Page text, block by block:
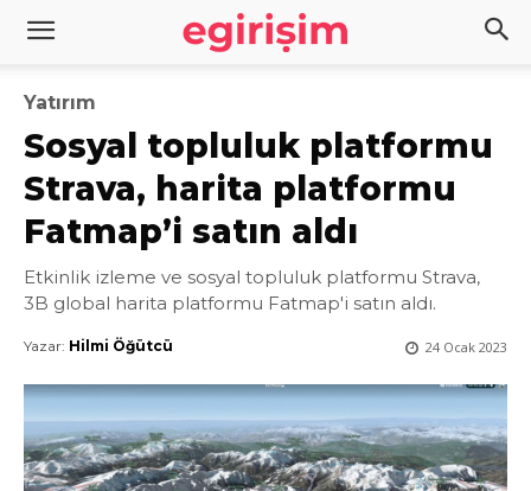
Yatırım
Sosyal topluluk platformu
Strava, harita platformu
Fatmap’i satın aldı
Etkinlik izleme ve sosyal topluluk platformu Strava,
3B global harita platformu Fatmap'i satın aldı.
24 Ocak 2023
Yazar: Hilmi Öğütcü